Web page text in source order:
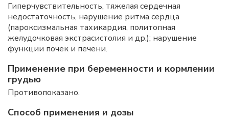
Гиперчувствительность, тяжелая сердечная
недостаточность, нарушение ритма сердца
(пароксизмальная тахикардия, политопная
желудочковая экстрасистолия и др.); нарушение
функции почек и печени.
Применение при беременности и кормлении
грудью
Противопоказано.
Способ применения и дозы